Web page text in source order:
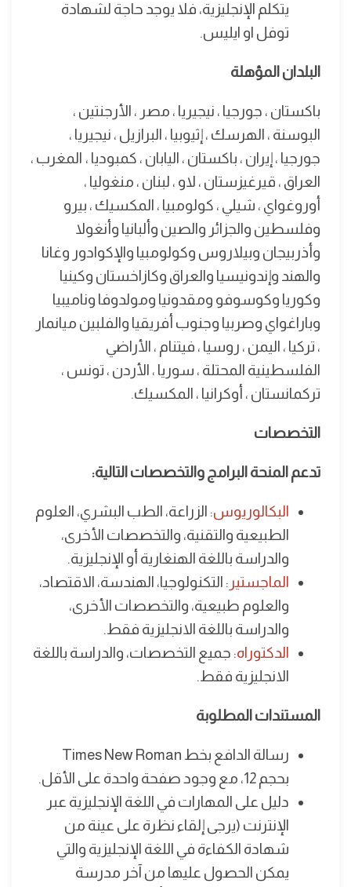
يتكلم الإنجليزية، فلا يوجد حاجة لشهادة
توفل او ايليس.
البلدان المؤهلة
باكستان ، جورجيا ، نيجيريا ، مصر ، الأرجنتين ،
البوسنة ، الهرسك ، إثيوبيا ، البرازيل ، نيجيريا ،
جورجيا ، إيران ، باكستان ، اليابان ، كمبوديا ، المغرب ،
العراق ، قيرغيزستان ، لاو ، لبنان ، منغوليا ،
أوروغواي ، شيلي ، كولومبيا ، المكسيك ، بيرو
وفلسطين والجزائر والصين وألبانيا وأنغولا
وأذربيجان وبيلاروس وكولومبيا والإكوادور وغانا
والهند وإندونيسيا والعراق وكازاخستان وكينيا
وكوريا وكوسوفو ومقدونيا ومولدوفا وناميبيا
وباراغواي وصربيا وجنوب أفريقيا والفلبين ميانمار
، تركيا ، اليمن ، روسيا ، فيتنام ، الأراضي
الفلسطينية المحتلة ، سوريا ، الأردن ، تونس ،
تركمانستان ، أوكرانيا ، المكسيك.
التخصصات
تدعم المنحة البرامج والتخصصات التالية:
البكالوريوس: الزراعة، الطب البشري، العلوم
الطبيعية والتقنية، والتخصصات الأخرى،
والدراسة باللغة الهنغارية أو الإنجليزية.
الماجستير : التكنولوجيا، الهندسة، الاقتصاد،
والعلوم طبيعية، والتخصصات الأخرى،
والدراسة باللغة الانجليزية فقط.
الدكتوراه: جميع التخصصات، والدراسة باللغة
الانجليزية فقط.
المستندات المطلوبة
رسالة الدافع بخط Times New Roman
بحجم 12، مع وجود صفحة واحدة على الأقل.
دليل على المهارات في اللغة الإنجليزية عبر
الإنترنت (يرجى إلقاء نظرة على عينة من
شهادة الكفاءة في اللغة الإنجليزية والتي
يمكن الحصول عليها من آخر مدرسة